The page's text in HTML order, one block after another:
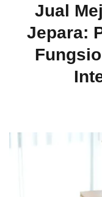
Jual
Jepara: